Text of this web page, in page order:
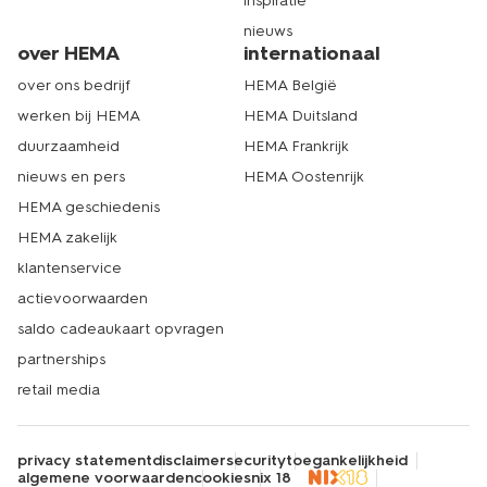
nieuws
over HEMA
over ons bedrijf
werken bij HEMA
duurzaamheid
nieuws en pers
HEMA geschiedenis
HEMA zakelijk
klantenservice
actievoorwaarden
saldo cadeaukaart opvragen
partnerships
retail media
internationaal
HEMA België
HEMA Duitsland
HEMA Frankrijk
HEMA Oostenrijk
privacy statementdisclaimersecuritytoegankelijkheid
algemene voorwaardencookiesnix 18